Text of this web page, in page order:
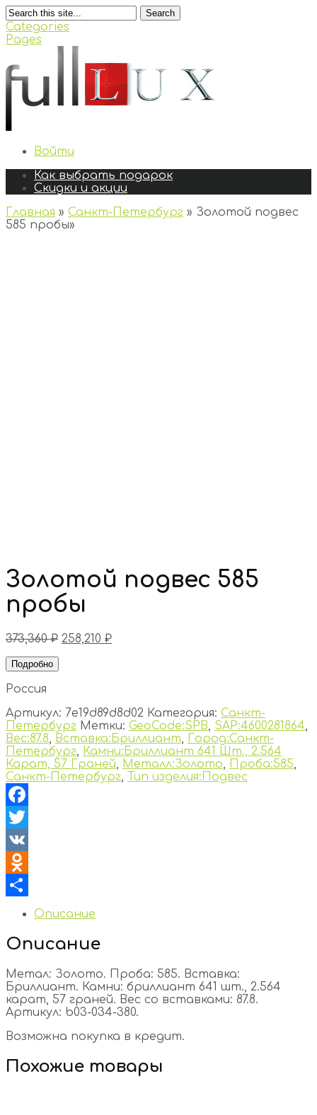
Search
Categories
Pages
Войти
Как выбрать подарок
Скидки и акции
Главная » Санкт-Петербург » Золотой подвес
585 пробы»
Золотой подвес 585
пробы
373,360₽ 258,210 ₽
Подробно
Россия
Артикул: 7e19d89d8d02 Категория: Санкт-
Петербург Метки: GeoCode:SPB, SAP:4600281864,
Вес:87.8, Вставка:Бриллиант, Город:Санкт-
Петербург, Камни:Бриллиант 641 Шт., 2.564
Карат, 57 Граней, Металл:Золото, Проба:585,
Санкт-Петербург, Тип изделия:Подвес
Facebook
Twitter
VK
Odnoklassniki
Отправить
Описание
Описание
Метал: Золото. Проба: 585. Вставка:
Бриллиант. Камни: бриллиант 641 шт., 2.564
карат, 57 граней. Вес со вставками: 87.8.
Артикул: b03-034-380.
Возможна покупка в кредит.
Похожие товары